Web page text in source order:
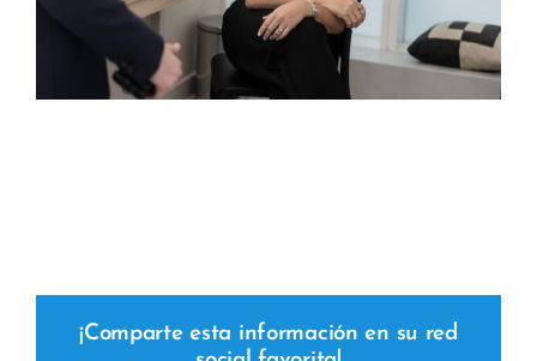
¡Comparte esta información en su red